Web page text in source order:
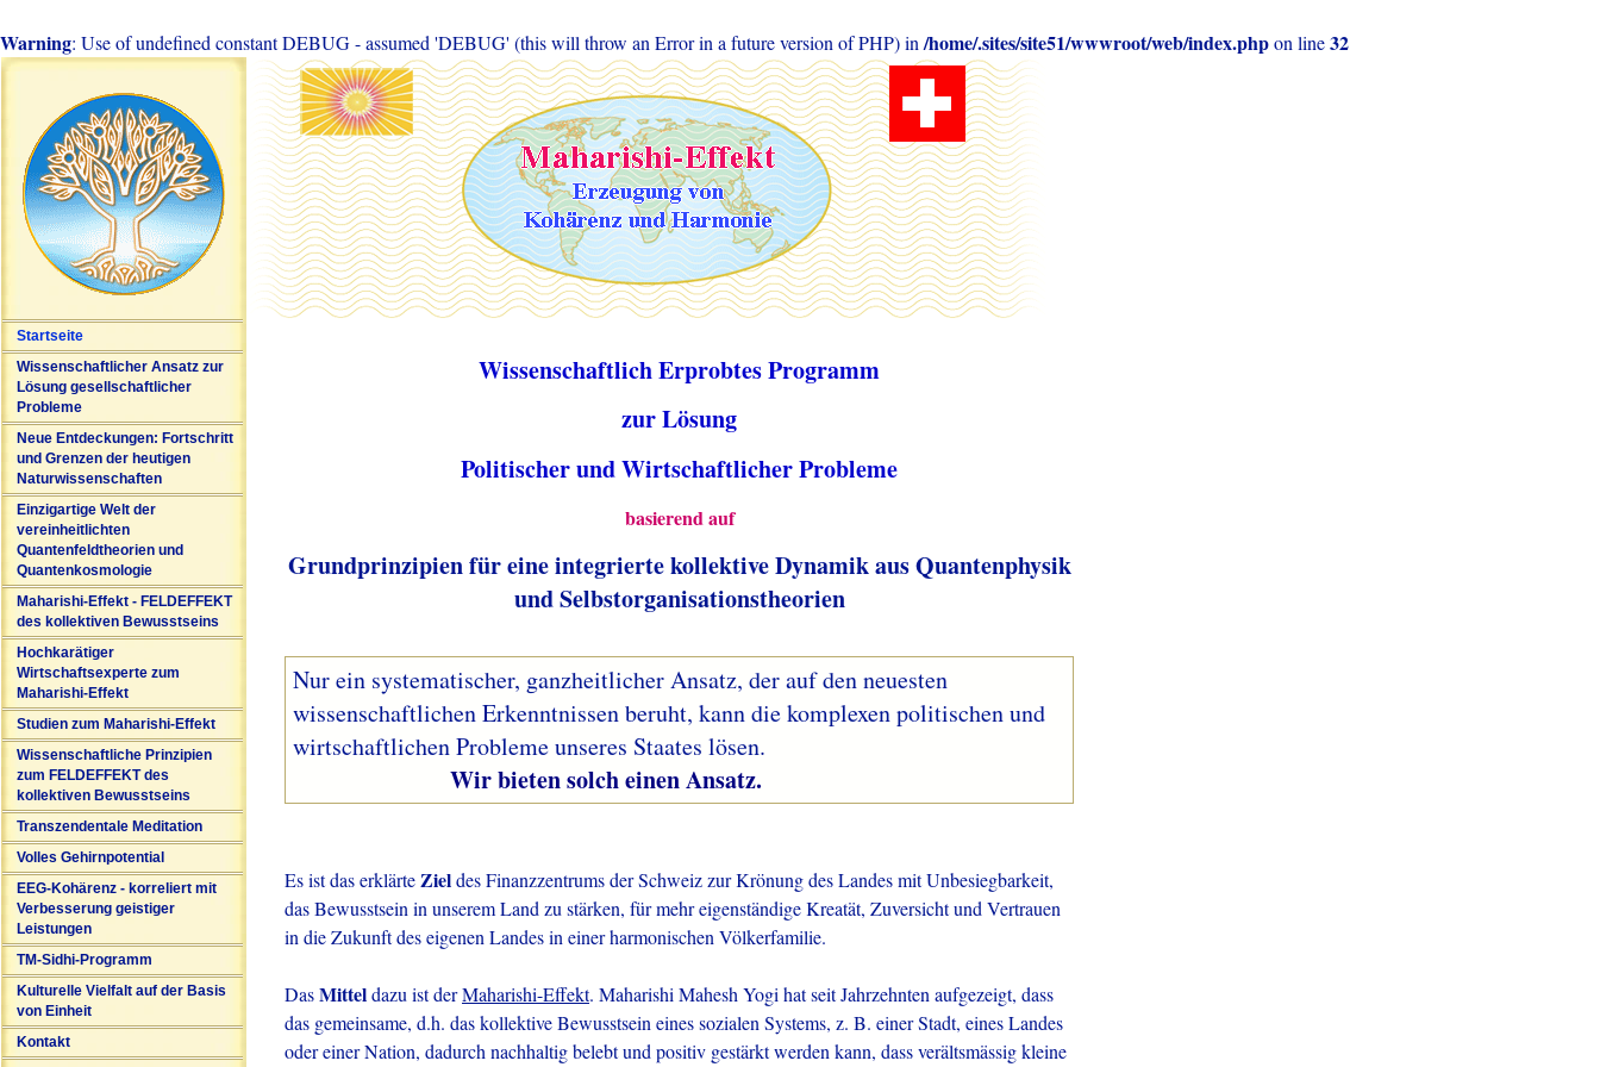
Warning: Use of undefined constant DEBUG - assumed 'DEBUG' (this will throw an Error in a future version of PHP) in /home/.sites/site51/wwwroot/web/index.phpon line32
Startseite
Wissenschaftlicher Ansatz zur
Lösung gesellschaftlicher
Probleme
Neue Entdeckungen: Fortschritt
und Grenzen der heutigen
Naturwissenschaften
Einzigartige Welt der
vereinheitlichten
Quantenfeldtheorien und
Quantenkosmologie
Maharishi-Effekt - FELDEFFEKT
des kollektiven Bewusstseins
Hochkarätiger
Wirtschaftsexperte zum
Maharishi-Effekt
Studien zum Maharishi-Effekt
Wissenschaftliche Prinzipien
zum FELDEFFEKT des
kollektiven Bewusstseins
Transzendentale Meditation
Volles Gehirnpotential
EEG-Kohärenz - korreliert mit
Verbesserung geistiger
Leistungen
TM-Sidhi-Programm
Kulturelle Vielfalt auf der Basis
von Einheit
Kontakt
Wissenschaftlich Erprobtes Programm
zur Lösung
Politischer und Wirtschaftlicher Probleme
basierend auf
Grundprinzipien für eine integrierte kollektive Dynamik aus Quantenphysik
und Selbstorganisationstheorien
Nur ein systematischer, ganzheitlicher Ansatz, der auf den neuesten
wissenschaftlichen Erkenntnissen beruht, kann die komplexen politischen und
wirtschaftlichen Probleme unseres Staates lösen.
Wir bieten solch einen Ansatz.
Es ist das erklärteZieldes Finanzzentrums der Schweiz zur Krönung des Landes mit Unbesiegbarkeit,
das Bewusstsein in unserem Land zu stärken, für mehr eigenständige Kreatät, Zuversicht und Vertrauen
in die Zukunft des eigenen Landes in einer harmonischen Völkerfamilie.
DasMitteldazu ist derMaharishi-Effekt. Maharishi Mahesh Yogi hat seit Jahrzehnten aufgezeigt, dass
das gemeinsame, d.h. das kollektive Bewusstsein eines sozialen Systems, z. B. einer Stadt, eines Landes
oder einer Nation, dadurch nachhaltig belebt und positiv gestärkt werden kann, dass verältsmässig kleine